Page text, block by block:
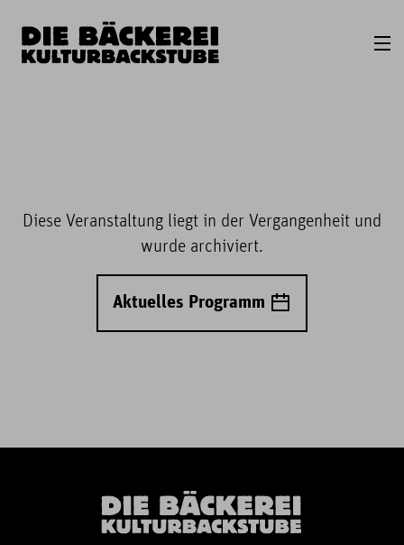
Diese Veranstaltung liegt in der Vergangenheit und
wurde archiviert.
Aktuelles Programm